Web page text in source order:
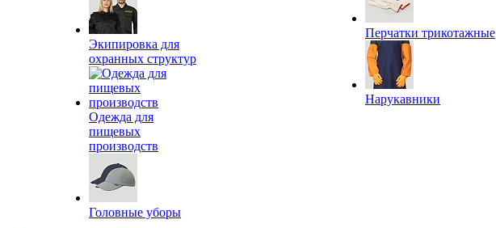
Экипировка для
охранных структур
Одежда для
пищевых
производств
Головные уборы
Перчатки трикотажные
Нарукавники